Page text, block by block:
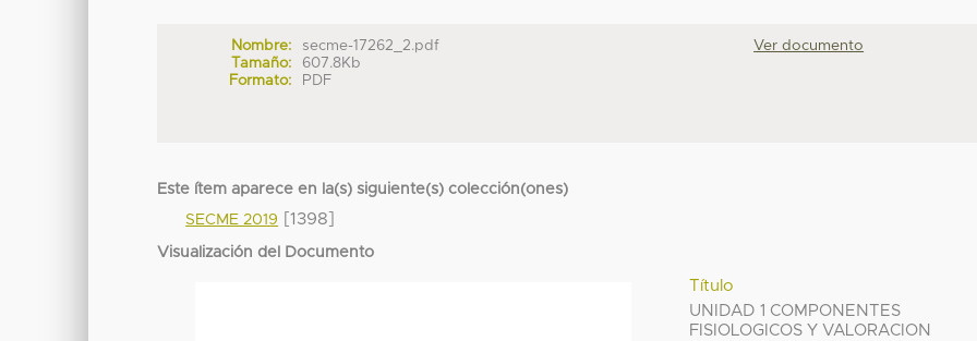
Nombre:
secme-17262_2.pdf
Tamaño:
607.8Kb
Formato:
PDF
Ver documento
Este ítem aparece en la(s) siguiente(s) colección(ones)
SECME 2019 [1398]
Visualización del Documento
Título
UNIDAD 1 COMPONENTES
FISIOLOGICOS Y VALORACION